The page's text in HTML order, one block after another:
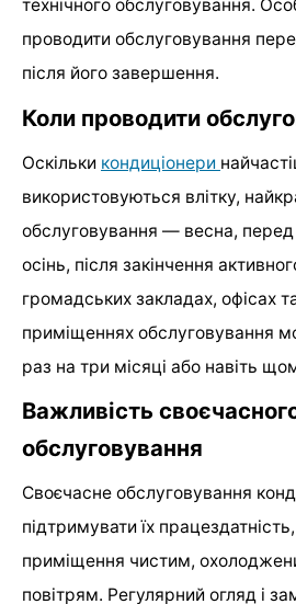
технічного обслуговування.
проводити обслуговування
після його завершення.
Коли проводити
Оскільки кондиціонери
використовуються влітку,
обслуговування — весна, перед
осінь, після закінчення
громадських закладах, офісах
приміщеннях обслуговування
раз на три місяці або навіть
Важливість
обслуговування
Своєчасне обслуговування
підтримувати їх
приміщення чистим,
повітрям. Регулярний огляд і